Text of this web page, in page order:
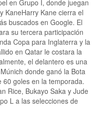
en Grupo I, donde juegan
KaneHarry Kane cierra el
buscados en Google. El
su tercera participación
Copa para Inglaterra y la
en Qatar le costara la
el delantero es una
donde ganó la Bota
goles en la temporada.
Rice, Bukayo Saka y Jude
L a las selecciones de